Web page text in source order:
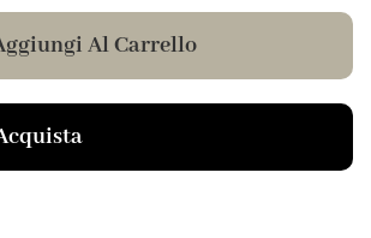
Al Carrello